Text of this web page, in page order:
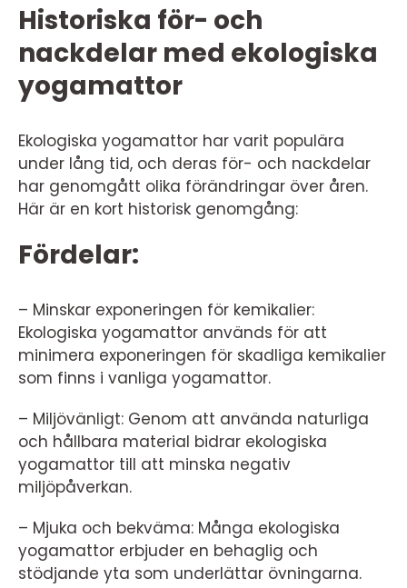
Historiska för- och
nackdelar med ekologiska
yogamattor
Ekologiska yogamattor har varit populära
under lång tid, och deras för- och nackdelar
har genomgått olika förändringar över åren.
Här är en kort historisk genomgång:
Fördelar:
– Minskar exponeringen för kemikalier:
Ekologiska yogamattor används för att
minimera exponeringen för skadliga kemikalier
som finns i vanliga yogamattor.
– Miljövänligt: Genom att använda naturliga
och hållbara material bidrar ekologiska
yogamattor till att minska negativ
miljöpåverkan.
– Mjuka och bekväma: Många ekologiska
yogamattor erbjuder en behaglig och
stödjande yta som underlättar övningarna.